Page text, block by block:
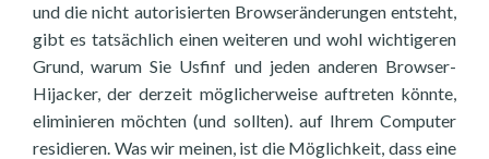
und die nicht autorisierten Browseränderungen entsteht,
gibt es tatsächlich einen weiteren und wohl wichtigeren
Grund, warum Sie Usfinf und jeden anderen Browser-
Hijacker, der derzeit möglicherweise auftreten könnte,
eliminieren möchten (und sollten). auf Ihrem Computer
residieren. Was wir meinen, ist die Möglichkeit, dass eine